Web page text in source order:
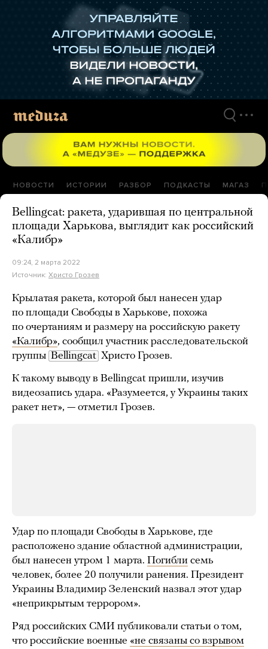
НОВОСТИ ИСТОРИИ РАЗБОР ПОДКАСТЫ МАГАЗ
Bellingcat: ракета, ударившая по центральной
площади Харькова, выглядит как российский
«Калибр»
09:24, 2 марта 2022
Источник: Христо Грозев
Крылатая ракета, которой был нанесен удар
по площади Свободы в Харькове, похожа
по очертаниям и размеру на российскую ракету
«Калибр», сообщил участник расследовательской
группы Bellingcat Христо Грозев.
К такому выводу в Bellingcat пришли, изучив
видеозапись удара. «Разумеется, у Украины таких
ракет нет», — отметил Грозев.
Удар по площади Свободы в Харькове, где
расположено здание областной администрации,
был нанесен утром 1 марта. Погибли семь
человек, более 20 получили ранения. Президент
Украины Владимир Зеленский назвал этот удар
«неприкрытым террором».
Ряд российских СМИ публиковали статьи о том,
что российские военные «не связаны со взрывом